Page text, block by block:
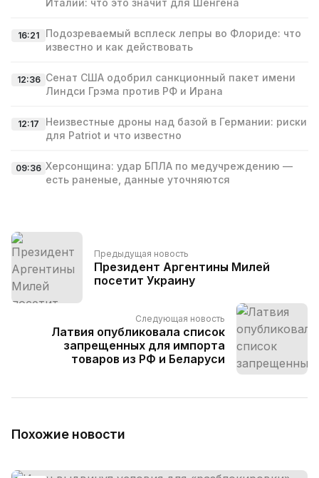
Италии: что это значит для Шенгена
16:21
Подозреваемый всплеск лепры во Флориде: что
известно и как действовать
12:36 Сенат США одобрил санкционный пакет имени
Линдси Грэма против РФ и Ирана
12:17
Неизвестные дроны над базой в Германии: риски
для Patriot и что известно
09:36 Херсонщина: удар БПЛА по медучреждению —
есть раненые, данные уточняются
Предыдущая новость
Президент Аргентины Милей
посетит Украину
Следующая новость
Латвия опубликовала список
запрещенных для импорта
товаров из РФ и Беларуси
Похожие новости